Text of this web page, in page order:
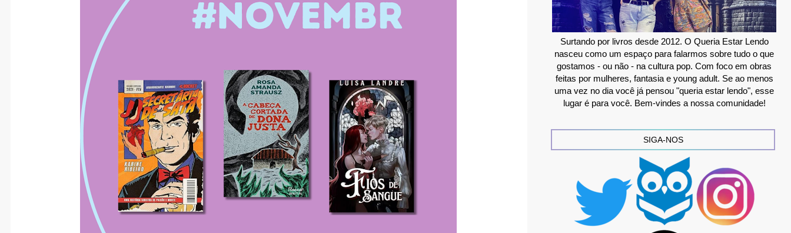
Surtando por livros desde 2012. O Queria Estar Lendo
nasceu como um espaço para falarmos sobre tudo o que
gostamos - ou não - na cultura pop. Com foco em obras
feitas por mulheres, fantasia e young adult. Se ao menos
uma vez no dia você já pensou "queria estar lendo", esse
lugar é para você. Bem-vindes a nossa comunidade!
SIGA-NOS